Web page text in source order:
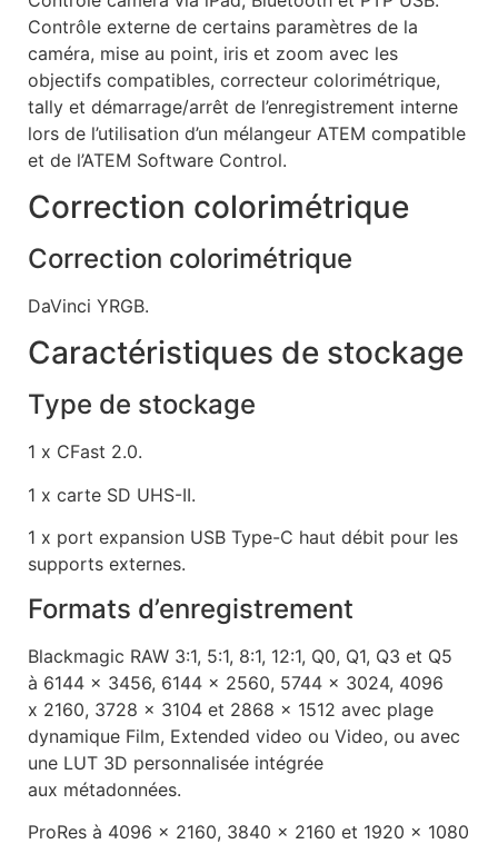
Contrôle externe de certains paramètres de la
caméra, mise au point, iris et zoom avec les
objectifs compatibles, correcteur colorimétrique,
tally et démarrage/arrêt de l’enregistrement interne
lors de l’utilisation d’un mélangeur ATEM compatible
et de l’ATEM Software Control.
Correction colorimétrique
Correction colorimétrique
DaVinci YRGB.
Caractéristiques de stockage
Type de stockage
1 x CFast 2.0.
1 x carte SD UHS-II.
1 x port expansion USB Type-C haut débit pour les
supports externes.
Formats d’enregistrement
Blackmagic RAW 3:1, 5:1, 8:1, 12:1, Q0, Q1, Q3 et Q5
à 6144 x 3456, 6144 x 2560, 5744 x 3024, 4096
x 2160, 3728 x 3104 et 2868 x 1512 avec plage
dynamique Film, Extended video ou Video, ou avec
une LUT 3D personnalisée intégrée
aux métadonnées.
ProRes à 4096 x 2160, 3840 x 2160 et 1920 x 1080